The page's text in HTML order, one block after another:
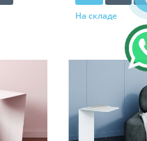
На складе